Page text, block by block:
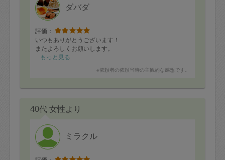
ダバダ
評価：
いつもありがとうございます！
またよろしくお願いします。
もっと見る
※依頼者の依頼当時の主観的な感想です。
40代 女性より
ミラクル